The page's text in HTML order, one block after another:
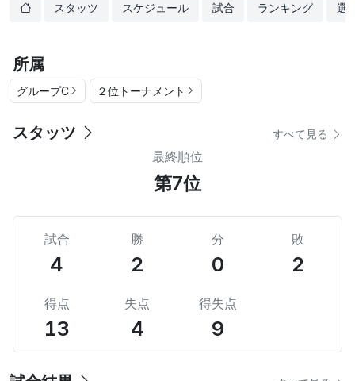
スタッツ スケジュール 試合 ランキング 選
所属
グループC ２位トーナメント
スタッツ すべて見る
最終順位
第7位
試合
4
勝
2
分
0
敗
2
得点
13
失点
4
得失点
9